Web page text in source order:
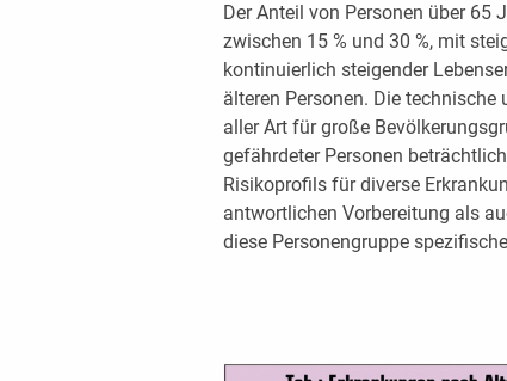
Der Anteil von Personen über 65
zwischen 15 % und 30 %, mit
kontinuierlich steigender
älteren Personen. Die
aller Art für große
gefährdeter Personen
Risikoprofils für diverse
antwortlichen Vorbereitung als
diese Personengruppe